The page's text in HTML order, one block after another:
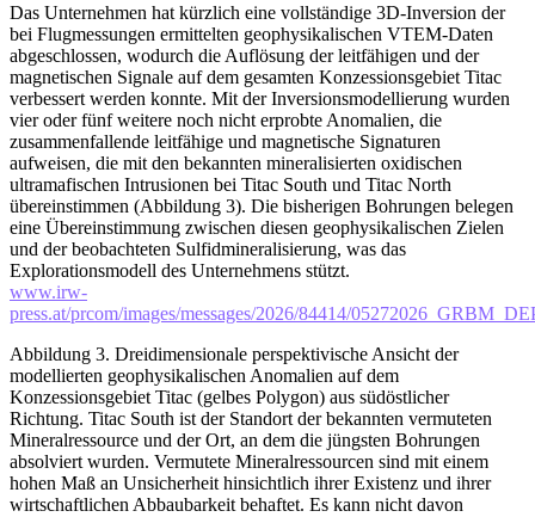
Das Unternehmen hat kürzlich eine vollständige 3D-Inversion der
bei Flugmessungen ermittelten geophysikalischen VTEM-Daten
abgeschlossen, wodurch die Auflösung der leitfähigen und der
magnetischen Signale auf dem gesamten Konzessionsgebiet Titac
verbessert werden konnte. Mit der Inversionsmodellierung wurden
vier oder fünf weitere noch nicht erprobte Anomalien, die
zusammenfallende leitfähige und magnetische Signaturen
aufweisen, die mit den bekannten mineralisierten oxidischen
ultramafischen Intrusionen bei Titac South und Titac North
übereinstimmen (Abbildung 3). Die bisherigen Bohrungen belegen
eine Übereinstimmung zwischen diesen geophysikalischen Zielen
und der beobachteten Sulfidmineralisierung, was das
Explorationsmodell des Unternehmens stützt.
www.irw-
press.at/prcom/images/messages/2026/84414/
Abbildung 3. Dreidimensionale perspektivische Ansicht der
modellierten geophysikalischen Anomalien auf dem
Konzessionsgebiet Titac (gelbes Polygon) aus südöstlicher
Richtung. Titac South ist der Standort der bekannten vermuteten
Mineralressource und der Ort, an dem die jüngsten Bohrungen
absolviert wurden. Vermutete Mineralressourcen sind mit einem
hohen Maß an Unsicherheit hinsichtlich ihrer Existenz und ihrer
wirtschaftlichen Abbaubarkeit behaftet. Es kann nicht davon